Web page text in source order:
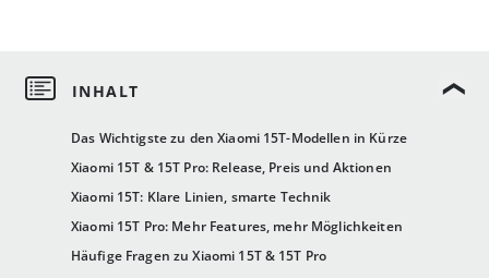
Das Wichtigste zu den Xiaomi 15T-Modellen in Kürze
Xiaomi 15T & 15T Pro: Release, Preis und Aktionen
Xiaomi 15T: Klare Linien, smarte Technik
Xiaomi 15T Pro: Mehr Features, mehr Möglichkeiten
Häufige Fragen zu Xiaomi 15T & 15T Pro